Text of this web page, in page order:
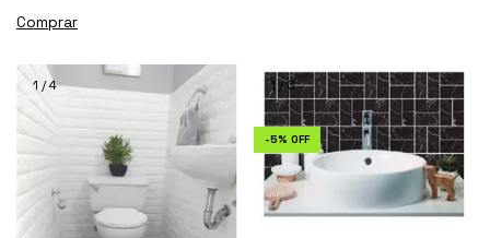
1 /4 1/3
-5% OFF